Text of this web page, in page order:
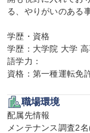
る、やりがいのある
学歴・資格
学歴：大学院 大学
語学力：
資格：第一種運転免
職場環境
配属先情報
メンテナンス調査2